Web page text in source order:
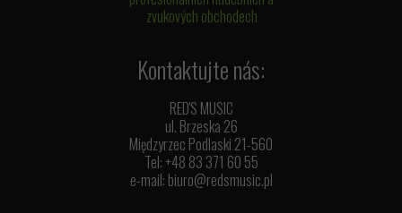
zvukových obchodech
Kontaktujte nás:
RED'S MUSIC
ul. Brzeska 26
Międzyrzec Podlaski 21-560
Tel: +48 83 371 60 55
e-mail: biuro@redsmusic.pl